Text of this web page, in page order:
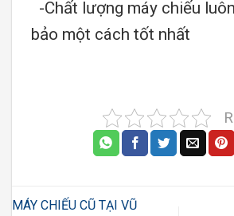
-Chất lượng máy chiếu
bảo một cách tốt nhất
MÁY CHIẾU CŨ TẠI VŨ